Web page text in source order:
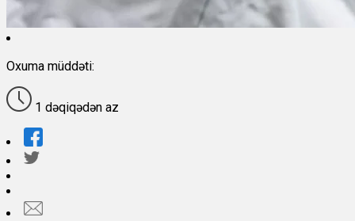
Oxuma müddəti:
1 dəqiqədən az